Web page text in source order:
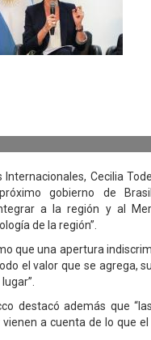
Internacionales, Cecilia
gobierno de
a la región y al
de la región”.
que una apertura
el valor que se agrega,
destacó además que
a cuenta de lo que